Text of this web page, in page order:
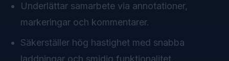
Underlättar samarbete via annotationer,
markeringar och kommentarer.
Säkerställer hög hastighet med snabba
laddningar och smidig funktionalitet.